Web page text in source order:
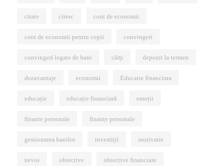
citate citesc cont de economii
cont de economii pentru copii convingeri
convingeri legate de bani cărți depozit la termen
dezavantaje economii Educatie financiara
educație educație financiară emoții
finante personale finanțe personale
gestionarea banilor investiții motivatie
nevoi obiective obiective financiare